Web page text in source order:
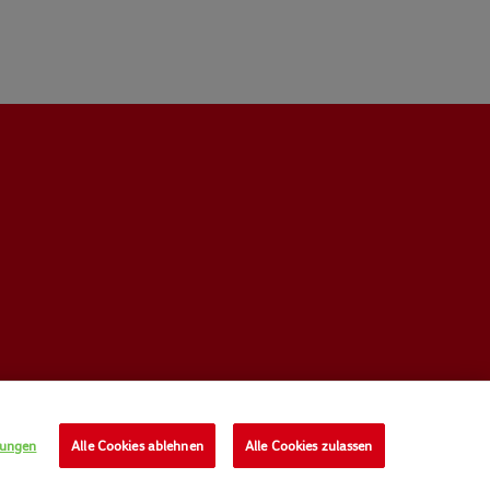
PRIVACY POLICY
Alle Cookies ablehnen Alle Cookies zulassen